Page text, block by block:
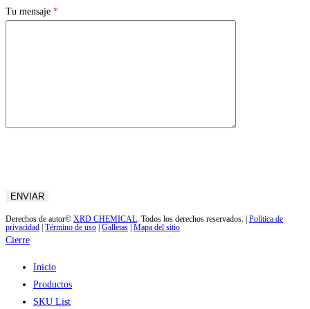
Tu mensaje *
Derechos de autor© XRD CHEMICAL. Todos los derechos reservados. | Política de
privacidad Término de uso Galletas Mapa del sitio
Cierre
Inicio
Productos
SKU List